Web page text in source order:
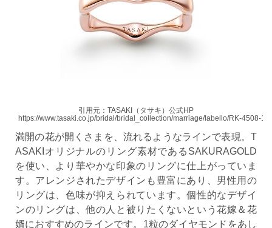
引用元：TASAKI（タサキ）公式HP
https://www.tasaki.co.jp/bridal/bridal_collection/marriage/labello/RK-4508-
満開の花が開くさまを、流れるようなラインで表現。T
ASAKIオリジナルのリング素材であるSAKURAGOLD
を使い、より華やかな印象のリングに仕上がっていま
す。アレンジされたデザインも豊富にあり、男性用の
リングは、色味が抑えられています。個性的なデザイ
ンのリングは、他の人と被りたくないという花嫁＆花
婿におすすめのラインです。1粒のダイヤモンドをあし